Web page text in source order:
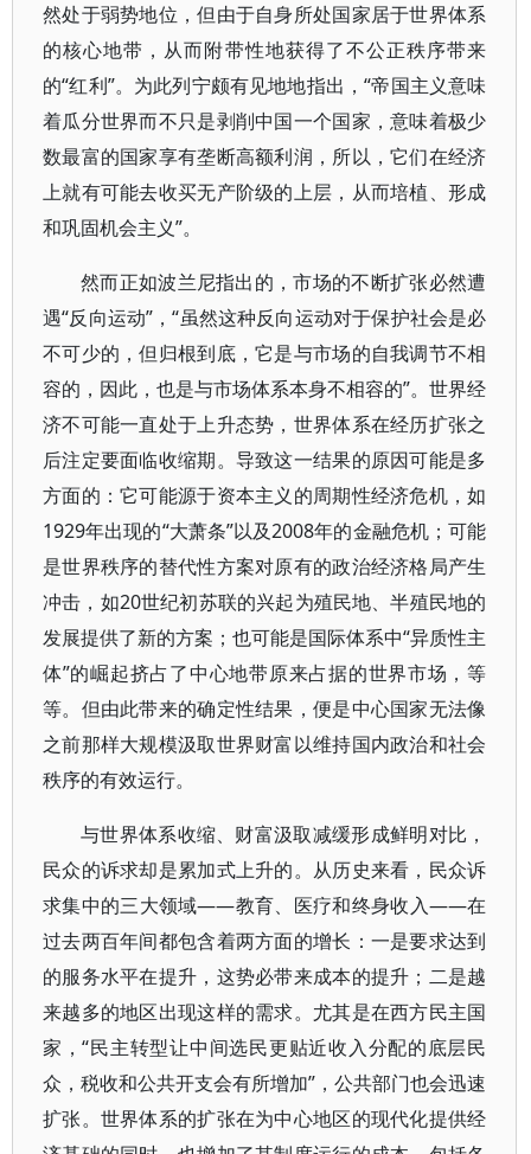
然处于弱势地位，但由于自身所处国家居于世界体系
的核心地带，从而附带性地获得了不公正秩序带来
的“红利”。为此列宁颇有见地地指出，“帝国主义意味
着瓜分世界而不只是剥削中国一个国家，意味着极少
数最富的国家享有垄断高额利润，所以，它们在经济
上就有可能去收买无产阶级的上层，从而培植、形成
和巩固机会主义”。
然而正如波兰尼指出的，市场的不断扩张必然遭
遇“反向运动”，“虽然这种反向运动对于保护社会是必
不可少的，但归根到底，它是与市场的自我调节不相
容的，因此，也是与市场体系本身不相容的”。世界经
济不可能一直处于上升态势，世界体系在经历扩张之
后注定要面临收缩期。导致这一结果的原因可能是多
方面的：它可能源于资本主义的周期性经济危机，如
1929年出现的“大萧条”以及2008年的金融危机；可能
是世界秩序的替代性方案对原有的政治经济格局产生
冲击，如20世纪初苏联的兴起为殖民地、半殖民地的
发展提供了新的方案；也可能是国际体系中“异质性主
体”的崛起挤占了中心地带原来占据的世界市场，等
等。但由此带来的确定性结果，便是中心国家无法像
之前那样大规模汲取世界财富以维持国内政治和社会
秩序的有效运行。
与世界体系收缩、财富汲取减缓形成鲜明对比，
民众的诉求却是累加式上升的。从历史来看，民众诉
求集中的三大领域——教育、医疗和终身收入——在
过去两百年间都包含着两方面的增长：一是要求达到
的服务水平在提升，这势必带来成本的提升；二是越
来越多的地区出现这样的需求。尤其是在西方民主国
家，“民主转型让中间选民更贴近收入分配的底层民
众，税收和公共开支会有所增加”，公共部门也会迅速
扩张。世界体系的扩张在为中心地区的现代化提供经